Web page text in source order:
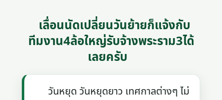
เลื่อนนัดเปลี่ยนวันย้ายก็แจ้งกับ
ทีมงาน4ล้อใหญ่รับจ้างพระราม3ได้
เลยครับ
วันหยุด วันหยุดยาว เทศกาลต่างๆ ไม่